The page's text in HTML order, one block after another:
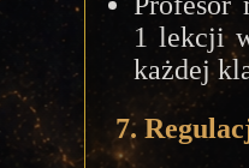
1 lekcji
każdej
7.